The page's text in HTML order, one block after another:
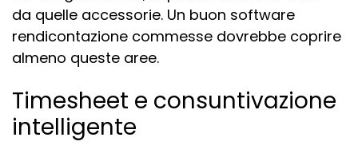
da quelle accessorie. Un buon software
rendicontazione commesse dovrebbe coprire
almeno queste aree.
Timesheet e consuntivazione
intelligente